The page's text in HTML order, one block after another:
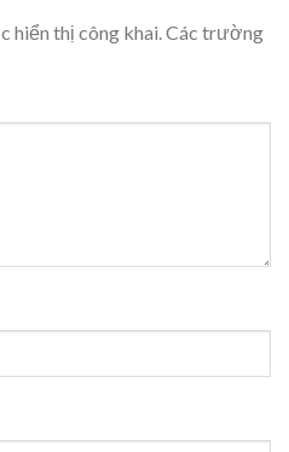
hiển thị công khai.Các trường